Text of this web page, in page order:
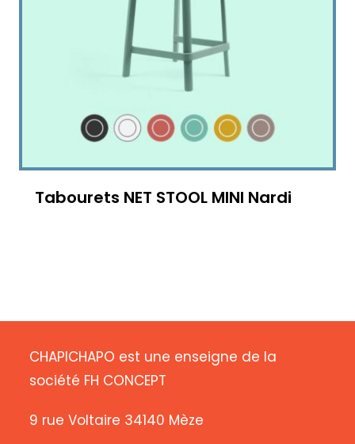
Tabourets NET STOOL MINI Nardi
CHAPICHAPO est une enseigne de la
société FH CONCEPT
9 rue Voltaire 34140 Mèze